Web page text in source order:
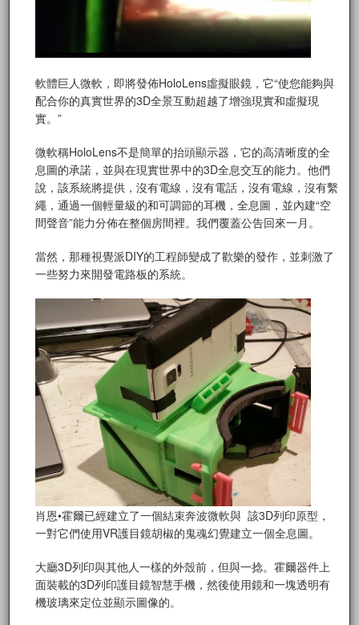
軟體巨人微軟，即將發佈HoloLens虛擬眼鏡，它“使您能夠與
配合你的真實世界的3D全景互動超越了增強現實和虛擬現
實。”
微軟稱HoloLens不是簡單的抬頭顯示器，它的高清晰度的全
息圖的承諾，並與在現實世界中的3D全息交互的能力。他們
說，該系統將提供，沒有電線，沒有電話，沒有電線，沒有繫
繩，通過一個輕量級的和可調節的耳機，全息圖，並內建“空
間聲音”能力分佈在整個房間裡。我們覆蓋公告回來一月。
當然，那種視覺派DIY的工程師變成了歡樂的發作，並刺激了
一些努力來開發電路板的系統。
肖恩•霍爾已經建立了一個結束奔波微軟與 該3D列印原型，
一對它們使用VR護目鏡胡椒的鬼魂幻覺建立一個全息圖。
大廳3D列印與其他人一樣的外殼前，但與一捻。霍爾器件上
面裝載的3D列印護目鏡智慧手機，然後使用鏡和一塊透明有
機玻璃來定位並顯示圖像的。